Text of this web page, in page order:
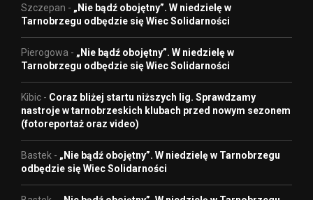
Szczepan - „Nie bądź obojętny”. W niedzielę w
Tarnobrzegu odbędzie się Wiec Solidarności
Pierogowa - „Nie bądź obojętny”. W niedzielę w
Tarnobrzegu odbędzie się Wiec Solidarności
Kibic - Coraz bliżej startu niższych lig. Sprawdzamy
nastroje w tarnobrzeskich klubach przed nowym sezonem
(fotoreportaż oraz video)
Bastek - „Nie bądź obojętny”. W niedzielę w Tarnobrzegu
odbędzie się Wiec Solidarności